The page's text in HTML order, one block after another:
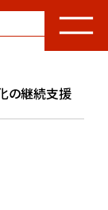
の継続支援